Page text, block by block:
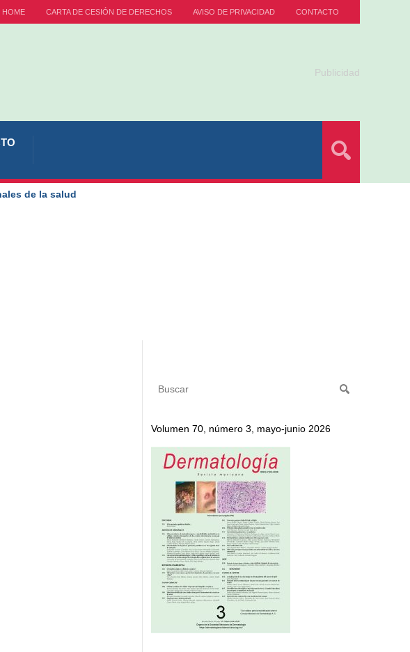
HOME CARTA DE CESIÓN DE DERECHOS AVISO DE PRIVACIDAD CONTACTO
Publicidad
de la salud
Volumen 70, número 3, mayo-junio 2026